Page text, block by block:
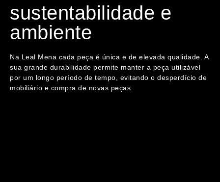
sustentabilidade e
ambiente
Na Leal Mena cada peça é única e de elevada qualidade. A
sua grande durabilidade permite manter a peça utilizável
por um longo período de tempo, evitando o desperdício de
mobiliário e compra de novas peças.